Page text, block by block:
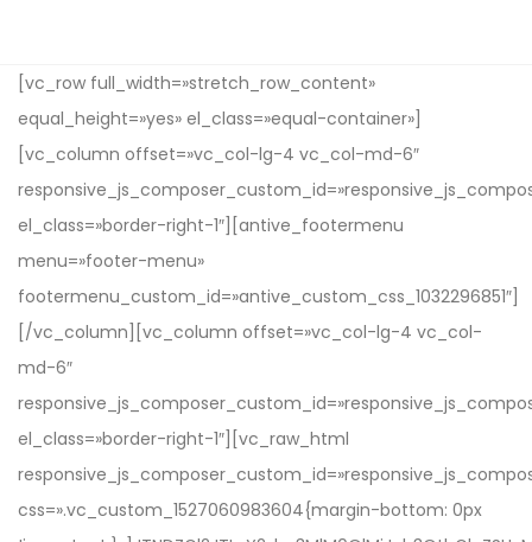
[vc_row full_width=»stretch_row_content»
equal_height=»yes» el_class=»equal-container»]
[vc_column offset=»vc_col-lg-4 vc_col-md-6″
el_class=»border-right-1″][antive_footermenu
menu=»footer-menu»
footermenu_custom_id=»antive_custom_css_1032296851″]
[/vc_column][vc_column offset=»vc_col-lg-4 vc_col-
md-6″
el_class=»border-right-1″][vc_raw_html
css=».vc_custom_1527060983604{margin-bottom: 0px